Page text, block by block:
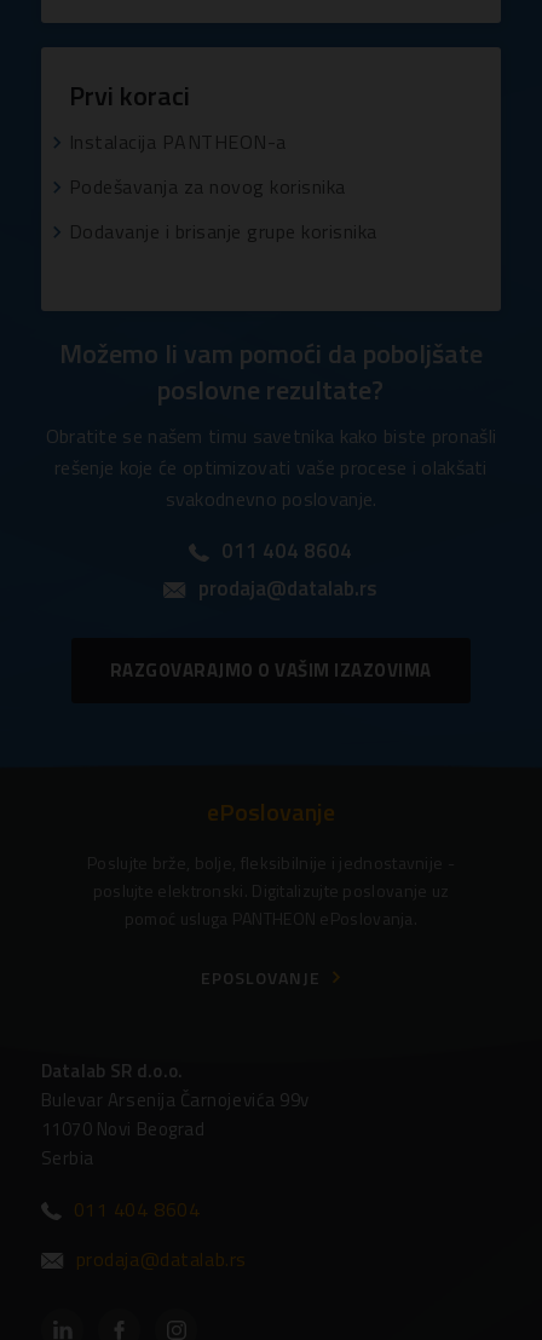
Prvi koraci
Instalacija PANTHEON-a
Podešavanja za novog korisnika
Dodavanje i brisanje grupe korisnika
Možemo li vam pomoći da poboljšate
poslovne rezultate?
Obratite se našem timu savetnika kako biste pronašli
rešenje koje će optimizovati vaše procese i olakšati
svakodnevno poslovanje.
011 404 8604
prodaja@datalab.rs
RAZGOVARAJMO O VAŠIM IZAZOVIMA
ePoslovanje
Poslujte brže, bolje, fleksibilnije i jednostavnije -
poslujte elektronski. Digitalizujte poslovanje uz
pomoć usluga PANTHEON ePoslovanja.
EPOSLOVANJE
Datalab SR d.o.o.
Bulevar Arsenija Čarnojevića 99v
11070 Novi Beograd
Serbia
011 404 8604
prodaja@datalab.rs